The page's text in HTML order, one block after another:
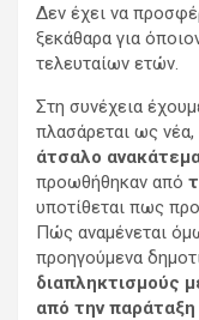
Δεν έχει να
ξεκάθαρα για
τελευταίων ετών.
Στη συνέχεια
πλασάρεται ως νέα,
άτσαλο
προωθήθηκαν από
υποτίθεται πως
Πώς αναμένεται
προηγούμενα
διαπληκτισμούς
από την παράταξη